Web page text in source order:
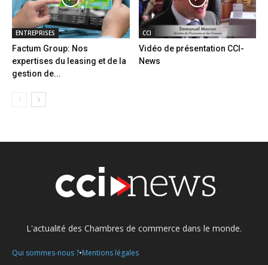
ENTREPRISES
Factum Group: Nos
expertises du leasing et de la
gestion de...
CCI
Vidéo de présentation CCI-
News
L'actualité des Chambres de commerce dans le monde.
Qui sommes-nous ?•Mentions légales